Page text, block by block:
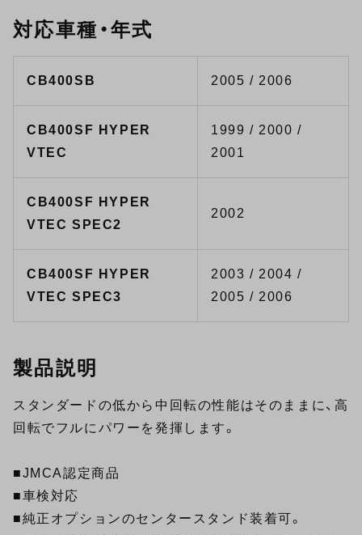
対応車種・年式
CB400SB 2005 / 2006
CB400SF HYPER
VTEC
1999 / 2000 /
2001
CB400SF HYPER
VTEC SPEC2
2002
CB400SF HYPER
VTEC SPEC3
2003 / 2004 /
2005 / 2006
製品説明
スタンダードの低から中回転の性能はそのままに、高
回転でフルにパワーを発揮します。
■JMCA認定商品
■車検対応
■純正オプションのセンタースタンド装着可。